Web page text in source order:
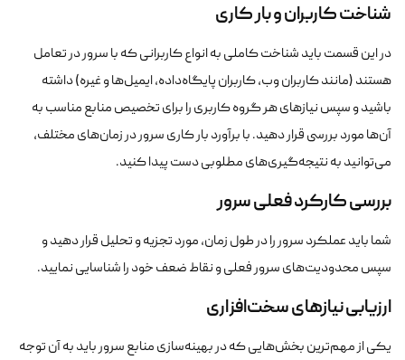
شناخت کاربران و بار کاری
در این قسمت باید شناخت کاملی به انواع کاربرانی که با سرور در تعامل
هستند (مانند کاربران وب، کاربران پایگاه‌داده، ایمیل‌ها و غیره) داشته
باشید و سپس نیازهای هر گروه کاربری را برای تخصیص منابع مناسب به
آن‌ها مورد بررسی قرار دهید. با برآورد بار کاری سرور در زمان‌های مختلف،
می‌توانید به نتیجه‌گیری‌های مطلوبی دست پیدا کنید.
بررسی کارکرد فعلی سرور
شما باید عملکرد سرور را در طول زمان، مورد تجزیه و تحلیل قرار دهید و
سپس محدودیت‌های سرور فعلی و نقاط ضعف خود را شناسایی نمایید.
ارزیابی نیازهای سخت‌افزاری
یکی از مهم‌ترین بخش‌هایی که در بهینه‌سازی منابع سرور باید به آن توجه